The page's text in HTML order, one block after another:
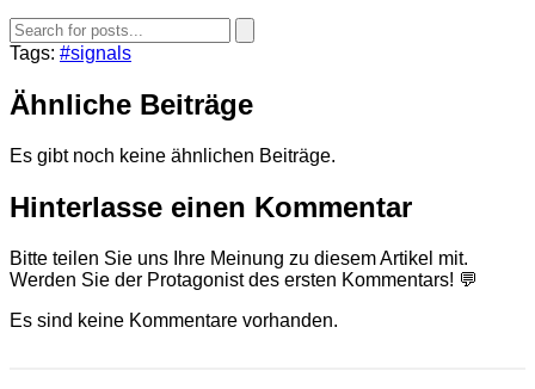
Tags: #signals
Ähnliche Beiträge
Es gibt noch keine ähnlichen Beiträge.
Hinterlasse einen Kommentar
Bitte teilen Sie uns Ihre Meinung zu diesem Artikel mit.
Werden Sie der Protagonist des ersten Kommentars! 💬
Es sind keine Kommentare vorhanden.